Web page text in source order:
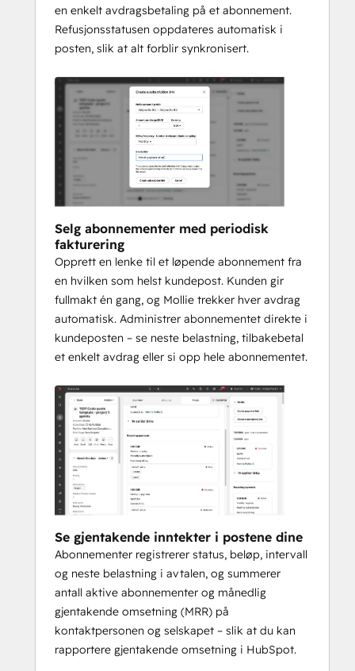
en enkelt avdragsbetaling på et abonnement.
Refusjonsstatusen oppdateres automatisk i
posten, slik at alt forblir synkronisert.
Selg abonnementer med periodisk
fakturering
Opprett en lenke til et løpende abonnement fra
en hvilken som helst kundepost. Kunden gir
fullmakt én gang, og Mollie trekker hver avdrag
automatisk. Administrer abonnementet direkte i
kundeposten – se neste belastning, tilbakebetal
et enkelt avdrag eller si opp hele abonnementet.
Se gjentakende inntekter i postene dine
Abonnementer registrerer status, beløp, intervall
og neste belastning i avtalen, og summerer
antall aktive abonnementer og månedlig
gjentakende omsetning (MRR) på
kontaktpersonen og selskapet – slik at du kan
rapportere gjentakende omsetning i HubSpot.